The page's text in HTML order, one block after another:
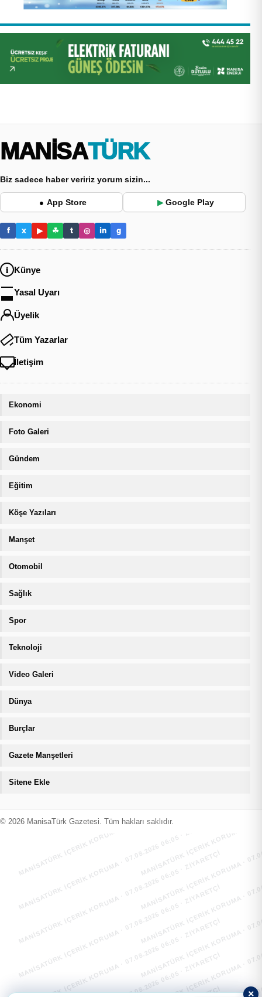
MANİSA TÜRK
Biz sadece haber veririz yorum sizin...
● App Store ▶ Google Play
f x ▶ ☘ t ◎ in g
Künye
Yasal Uyarı
Üyelik
Tüm Yazarlar
İletişim
Ekonomi
Foto Galeri
Gündem
Eğitim
Köşe Yazıları
Manşet
Otomobil
Sağlık
Spor
Teknoloji
Video Galeri
Dünya
Burçlar
Gazete Manşetleri
Sitene Ekle
© 2026 ManisaTürk Gazetesi. Tüm hakları saklıdır.
×
MANİSATÜRK İÇERİK KORUMA · 07.08.2026 06:05 · ZIYARETÇI
MANİSATÜRK İÇERİK KORUMA
MANİSATÜRK İÇERİK KORUMA · 07.08.2026 06:05 · ZIYARETÇI
MANİSATÜRK İÇERİK KORUMA
MANİSATÜRK İÇERİK KORUMA · 07.08.2026 06:05 · ZIYARETÇI
MANİSATÜRK İÇERİK KORUMA
MANİSATÜRK İÇERİK KORUMA · 07.08.2026 06:05 · ZIYARETÇI
MANİSATÜRK İÇERİK KORUMA
MANİSATÜRK İÇERİK KORUMA · 07.08.2026 06:05 · ZIYARETÇI
MANİSATÜRK İÇERİK KORUMA